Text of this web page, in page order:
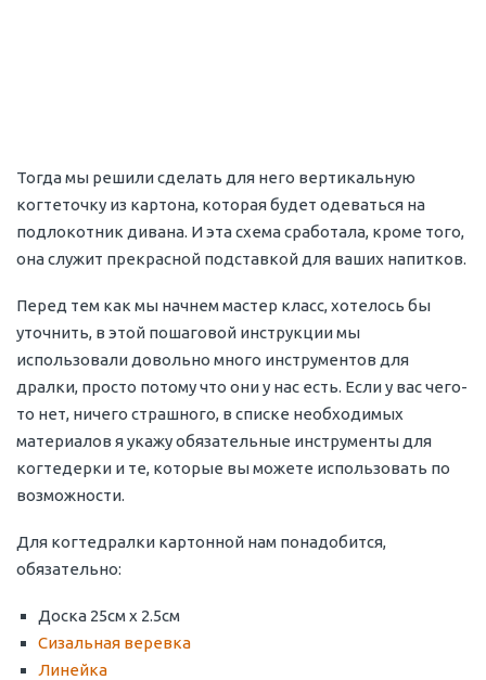
Тогда мы решили сделать для него вертикальную
когтеточку из картона, которая будет одеваться на
подлокотник дивана. И эта схема сработала, кроме того,
она служит прекрасной подставкой для ваших напитков.
Перед тем как мы начнем мастер класс, хотелось бы
уточнить, в этой пошаговой инструкции мы
использовали довольно много инструментов для
дралки, просто потому что они у нас есть. Если у вас чего-
то нет, ничего страшного, в списке необходимых
материалов я укажу обязательные инструменты для
когтедерки и те, которые вы можете использовать по
возможности.
Для когтедралки картонной нам понадобится,
обязательно:
Доска 25см х 2.5см
Сизальная веревка
Линейка